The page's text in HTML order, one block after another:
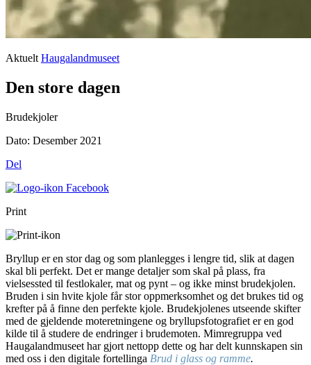
Aktuelt Haugalandmuseet
Den store dagen
Brudekjoler
Dato: Desember 2021
Del
Print
Bryllup er en stor dag og som planlegges i lengre tid, slik at dagen
skal bli perfekt. Det er mange detaljer som skal på plass, fra
vielsessted til festlokaler, mat og pynt – og ikke minst brudekjolen.
Bruden i sin hvite kjole får stor oppmerksomhet og det brukes tid og
krefter på å finne den perfekte kjole. Brudekjolenes utseende skifter
med de gjeldende moteretningene og bryllupsfotografiet er en god
kilde til å studere de endringer i brudemoten. Mimregruppa ved
Haugalandmuseet har gjort nettopp dette og har delt kunnskapen sin
med oss i den digitale fortellinga Brud i glass og ramme.